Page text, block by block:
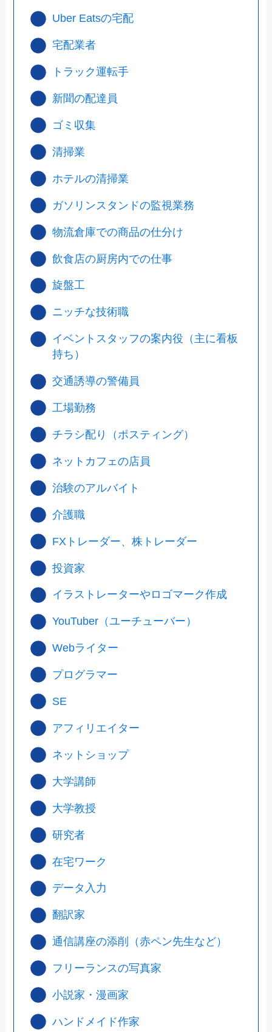
Uber Eatsの宅配
宅配業者
トラック運転手
新聞の配達員
ゴミ収集
清掃業
ホテルの清掃業
ガソリンスタンドの監視業務
物流倉庫での商品の仕分け
飲食店の厨房内での仕事
旋盤工
ニッチな技術職
イベントスタッフの案内役（主に看板
持ち）
交通誘導の警備員
工場勤務
チラシ配り（ポスティング）
ネットカフェの店員
治験のアルバイト
介護職
FXトレーダー、株トレーダー
投資家
イラストレーターやロゴマーク作成
YouTuber（ユーチューバー）
Webライター
プログラマー
SE
アフィリエイター
ネットショップ
大学講師
大学教授
研究者
在宅ワーク
データ入力
翻訳家
通信講座の添削（赤ペン先生など）
フリーランスの写真家
小説家・漫画家
ハンドメイド作家